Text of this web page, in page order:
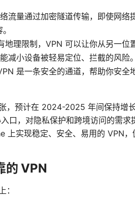
流量通过加密隧道传输，即使网络
理限制，VPN 可以让你从另一位
减小设备被轻易定位、拦截的风险。
是一条安全的通道，帮助你安全
，预计在 2024-2025 年间保持增
口，对隐私保护和跨境访问的需求
上实现稳定、安全、易用的 VPN
的 VPN
：